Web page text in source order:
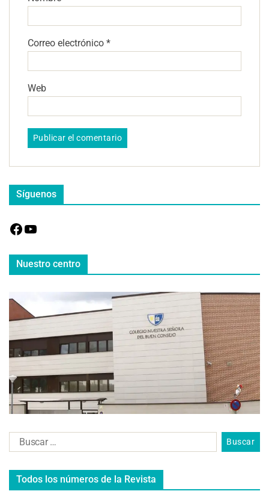
Correo electrónico *
Web
Síguenos
Nuestro centro
Todos los números de la Revista